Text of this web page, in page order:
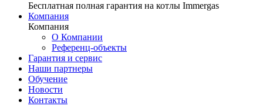
Бесплатная полная гарантия на котлы Immergas
Компания
Компания
О Компании
Референц-объекты
Гарантия и сервис
Наши партнеры
Обучение
Новости
Контакты